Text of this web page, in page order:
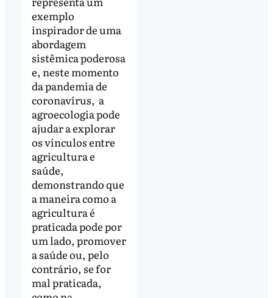
exemplo
inspirador de uma
abordagem
sistêmica poderosa
e, neste momento
da pandemia de
coronavírus, a
agroecologia pode
ajudar a explorar
os vínculos entre
agricultura e
saúde,
demonstrando que
a maneira como a
agricultura é
praticada pode por
um lado, promover
a saúde ou, pelo
contrário, se for
mal praticada,